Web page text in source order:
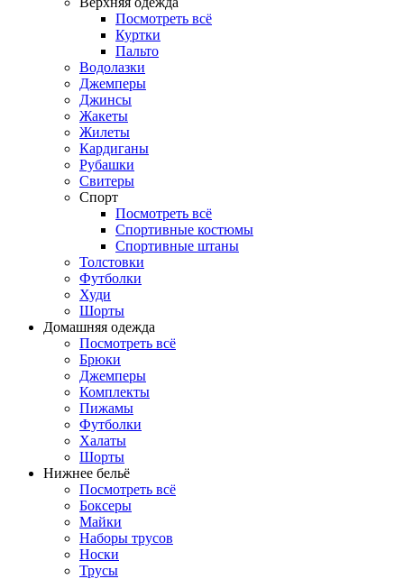
Посмотреть всё
Куртки
Пальто
Водолазки
Джемперы
Джинсы
Жакеты
Жилеты
Кардиганы
Рубашки
Свитеры
Спорт
Посмотреть всё
Спортивные костюмы
Спортивные штаны
Толстовки
Футболки
Худи
Шорты
Домашняя одежда
Посмотреть всё
Брюки
Джемперы
Комплекты
Пижамы
Футболки
Халаты
Шорты
Нижнее бельё
Посмотреть всё
Боксеры
Майки
Наборы трусов
Носки
Трусы